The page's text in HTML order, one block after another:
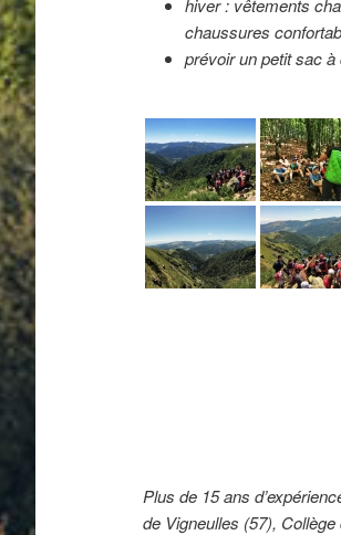
chaussures
prévoir un petit sac
Plus de 15 ans
de Vigneulles (57),